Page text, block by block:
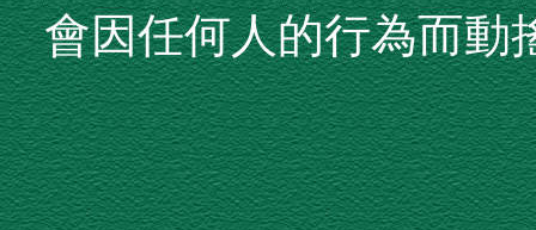
會因任何人的行為而動